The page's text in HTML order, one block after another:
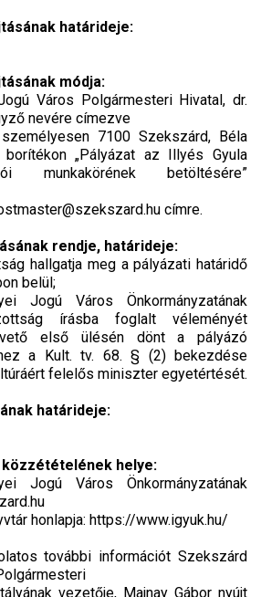
határideje:
módja:
Város Polgármesteri Hivatal, dr.
nevére címezve
7100 Szekszárd, Béla
„Pályázat az Illyés Gyula
munkakörének betöltésére”
címre.
rendje, határideje:
hallgatja meg a pályázati határidő
belül;
Jogú Város Önkormányzatának
írásba foglalt véleményét
első ülésén dönt a pályázó
a Kult. tv. 68. § (2) bekezdése
felelős miniszter egyetértését.
határideje:
közzétételének helye:
Jogú Város Önkormányzatának
honlapja: https://www.igyuk.hu/
további információt Szekszárd
vezetője, Majnay Gábor nyújt